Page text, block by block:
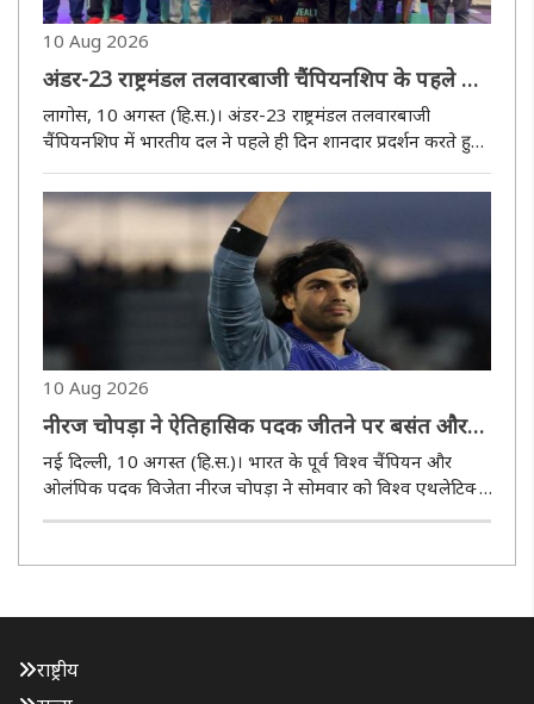
10 Aug 2026
अंडर-23 राष्ट्रमंडल तलवारबाजी चैंपियनशिप के पहले दिन
भारत का दबदबा, जीते 17 पदक
लागोस, 10 अगस्त (हि.स.)। अंडर-23 राष्ट्रमंडल तलवारबाजी
चैंपियनशिप में भारतीय दल ने पहले ही दिन शानदार प्रदर्शन करते हुए
स्पर्धाओं में चार स्वर्ण, चार रजत और नौ कांस्य पदक जीतकर
अंतरराष्ट्री..
10 Aug 2026
नीरज चोपड़ा ने ऐतिहासिक पदक जीतने पर बसंत और
शाहनवाज को दी बधाई
नई दिल्ली, 10 अगस्त (हि.स.)। भारत के पूर्व विश्व चैंपियन और
ओलंपिक पदक विजेता नीरज चोपड़ा ने सोमवार को विश्व एथलेटिक्स
ऊंची कूद में..
राष्ट्रीय